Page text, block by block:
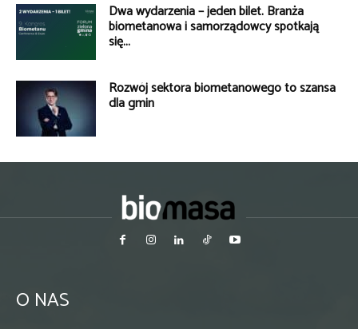
Dwa wydarzenia – jeden bilet. Branża
biometanowa i samorządowcy spotkają
się...
Rozwój sektora biometanowego to szansa
dla gmin
O NAS